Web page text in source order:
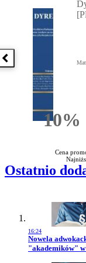
Poprzednia książka
10%
Cena
Ostatnio
16:24
Przejdź do
Nowela
"akademików"